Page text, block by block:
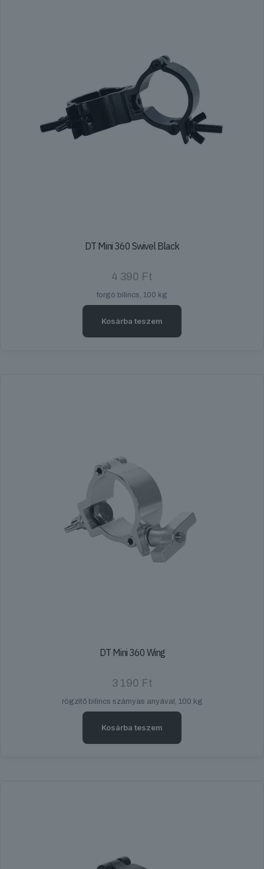
DT Mini 360 Swivel Black
4 390 Ft
forgó bilincs, 100 kg
Kosárba teszem
DT Mini 360 Wing
3 190 Ft
rögzítő bilincs szárnyas anyával, 100 kg
Kosárba teszem